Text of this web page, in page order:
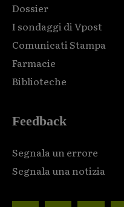
Dossier
I sondaggi di Vpost
Comunicati Stampa
Farmacie
Biblioteche
Feedback
Segnala un errore
Segnala una notizia